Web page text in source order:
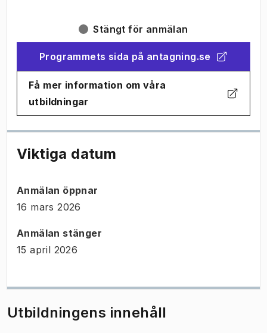
Stängt för anmälan
Programmets sida på antagning.se
(Öppnas i ny flik)
Få mer information om våra
utbildningar
Viktiga datum
Anmälan öppnar
16 mars 2026
Anmälan stänger
15 april 2026
Utbildningens innehåll